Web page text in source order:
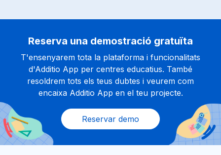
Reserva una demostració gratuïta
T'ensenyarem tota la plataforma i funcionalitats
d'Additio App per centres educatius. També
resoldrem tots els teus dubtes i veurem com
encaixa Additio App en el teu projecte.
Reservar demo